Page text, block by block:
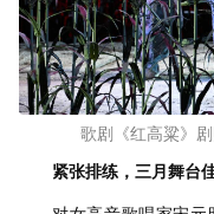
歌剧《红高粱》
紧张排练， 三月舞台